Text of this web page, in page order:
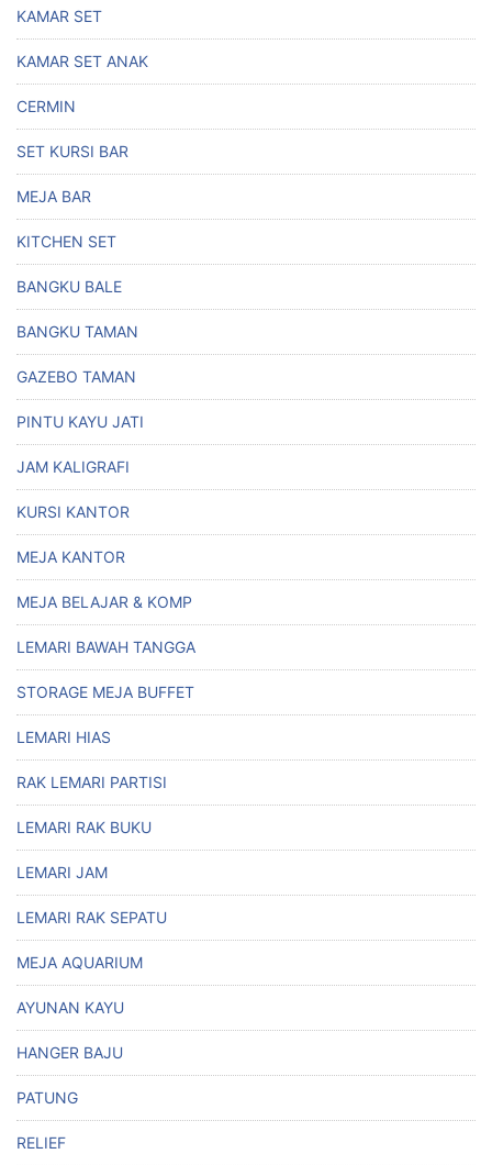
KAMAR SET
KAMAR SET ANAK
CERMIN
SET KURSI BAR
MEJA BAR
KITCHEN SET
BANGKU BALE
BANGKU TAMAN
GAZEBO TAMAN
PINTU KAYU JATI
JAM KALIGRAFI
KURSI KANTOR
MEJA KANTOR
MEJA BELAJAR & KOMP
LEMARI BAWAH TANGGA
STORAGE MEJA BUFFET
LEMARI HIAS
RAK LEMARI PARTISI
LEMARI RAK BUKU
LEMARI JAM
LEMARI RAK SEPATU
MEJA AQUARIUM
AYUNAN KAYU
HANGER BAJU
PATUNG
RELIEF